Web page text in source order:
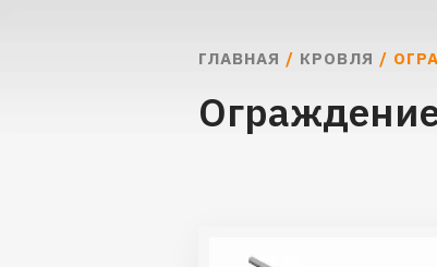
ГЛАВНАЯ / КРОВЛЯ /